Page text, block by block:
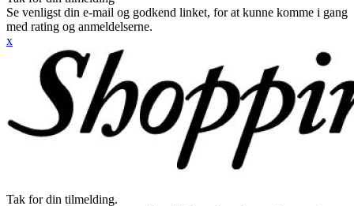
Se venligst din e-mail og godkend linket, for at kunne komme i gang
med rating og anmeldelserne.
x
Tak for din tilmelding.